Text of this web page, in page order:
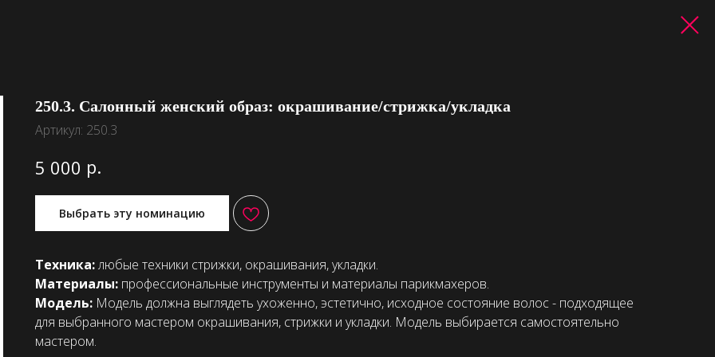
250.3. Салонный женский образ: окрашивание/стрижка/укладка
Артикул: 250.3
5 000 р.
Выбрать эту номинацию
Техника:любые техники стрижки, окрашивания, укладки.
Материалы: профессиональные инструменты и материалы парикмахеров.
Модель: Модель должна выглядеть ухоженно, эстетично, исходное состояние волос - подходящее
для выбранного мастером окрашивания, стрижки и укладки. Модель выбирается самостоятельно
мастером.